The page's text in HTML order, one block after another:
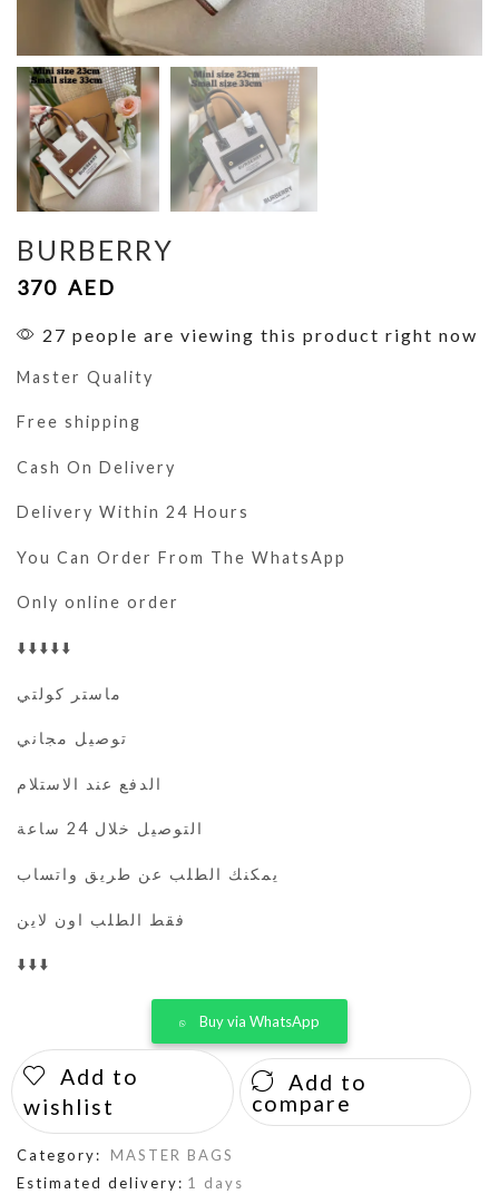
BURBERRY
370 AED
27 people are viewing this product right now
Master Quality
Free shipping
Cash On Delivery
Delivery Within 24 Hours
You Can Order From The WhatsApp
Only online order
⬇️⬇️⬇️⬇️⬇️
ماستر كولتي
توصيل مجاني
الدفع عند الاستلام
التوصيل خلال 24 ساعة
يمكنك الطلب عن طريق واتساب
فقط الطلب اون لاين
⬇️⬇️⬇️
Buy via WhatsApp
Add to
wishlist
Add to
compare
Category:
MASTER BAGS
Estimated delivery: 1 days